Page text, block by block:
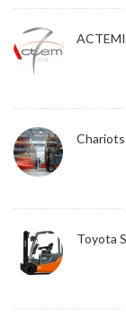
Toyota